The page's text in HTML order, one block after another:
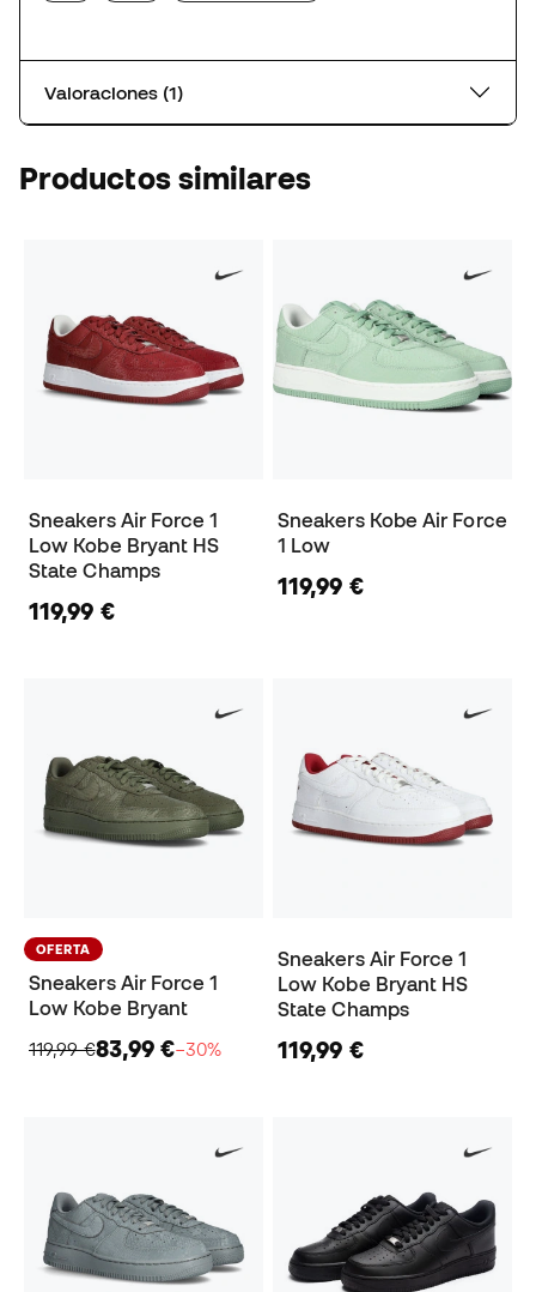
Valoraciones (1)
Productos similares
Sneakers Air Force 1
Low Kobe Bryant HS
State Champs
119,99 €
Sneakers Kobe Air Force
1 Low
119,99 €
OFERTA
Sneakers Air Force 1
Low Kobe Bryant
119,99 €83,99 €−30%
Sneakers Air Force 1
Low Kobe Bryant HS
State Champs
119,99 €